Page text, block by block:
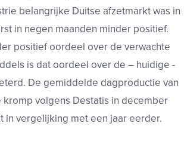
belangrijke Duitse afzetmarkt was in
in negen maanden minder positief.
positief oordeel over de verwachte
is dat oordeel over de – huidige -
De gemiddelde dagproductie van
volgens Destatis in december
in vergelijking met een jaar eerder.